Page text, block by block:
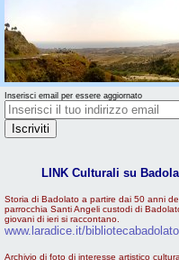
Inserisci email per essere aggiornato
LINK Culturali su
Storia di Badolato a partire dai 50 anni
parrocchia Santi Angeli custodi di
giovani di ieri si raccontano.
www.laradice.it/bibliotecabadolato
Archivio di foto di interesse artistico